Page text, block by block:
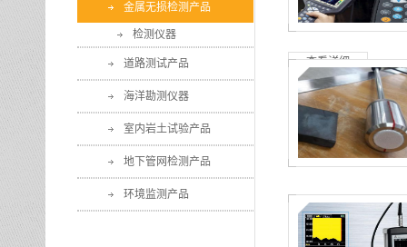
金属无损检测产品
检测仪器
道路测试产品
海洋勘测仪器
室内岩土试验产品
地下管网检测产品
环境监测产品
查看详细